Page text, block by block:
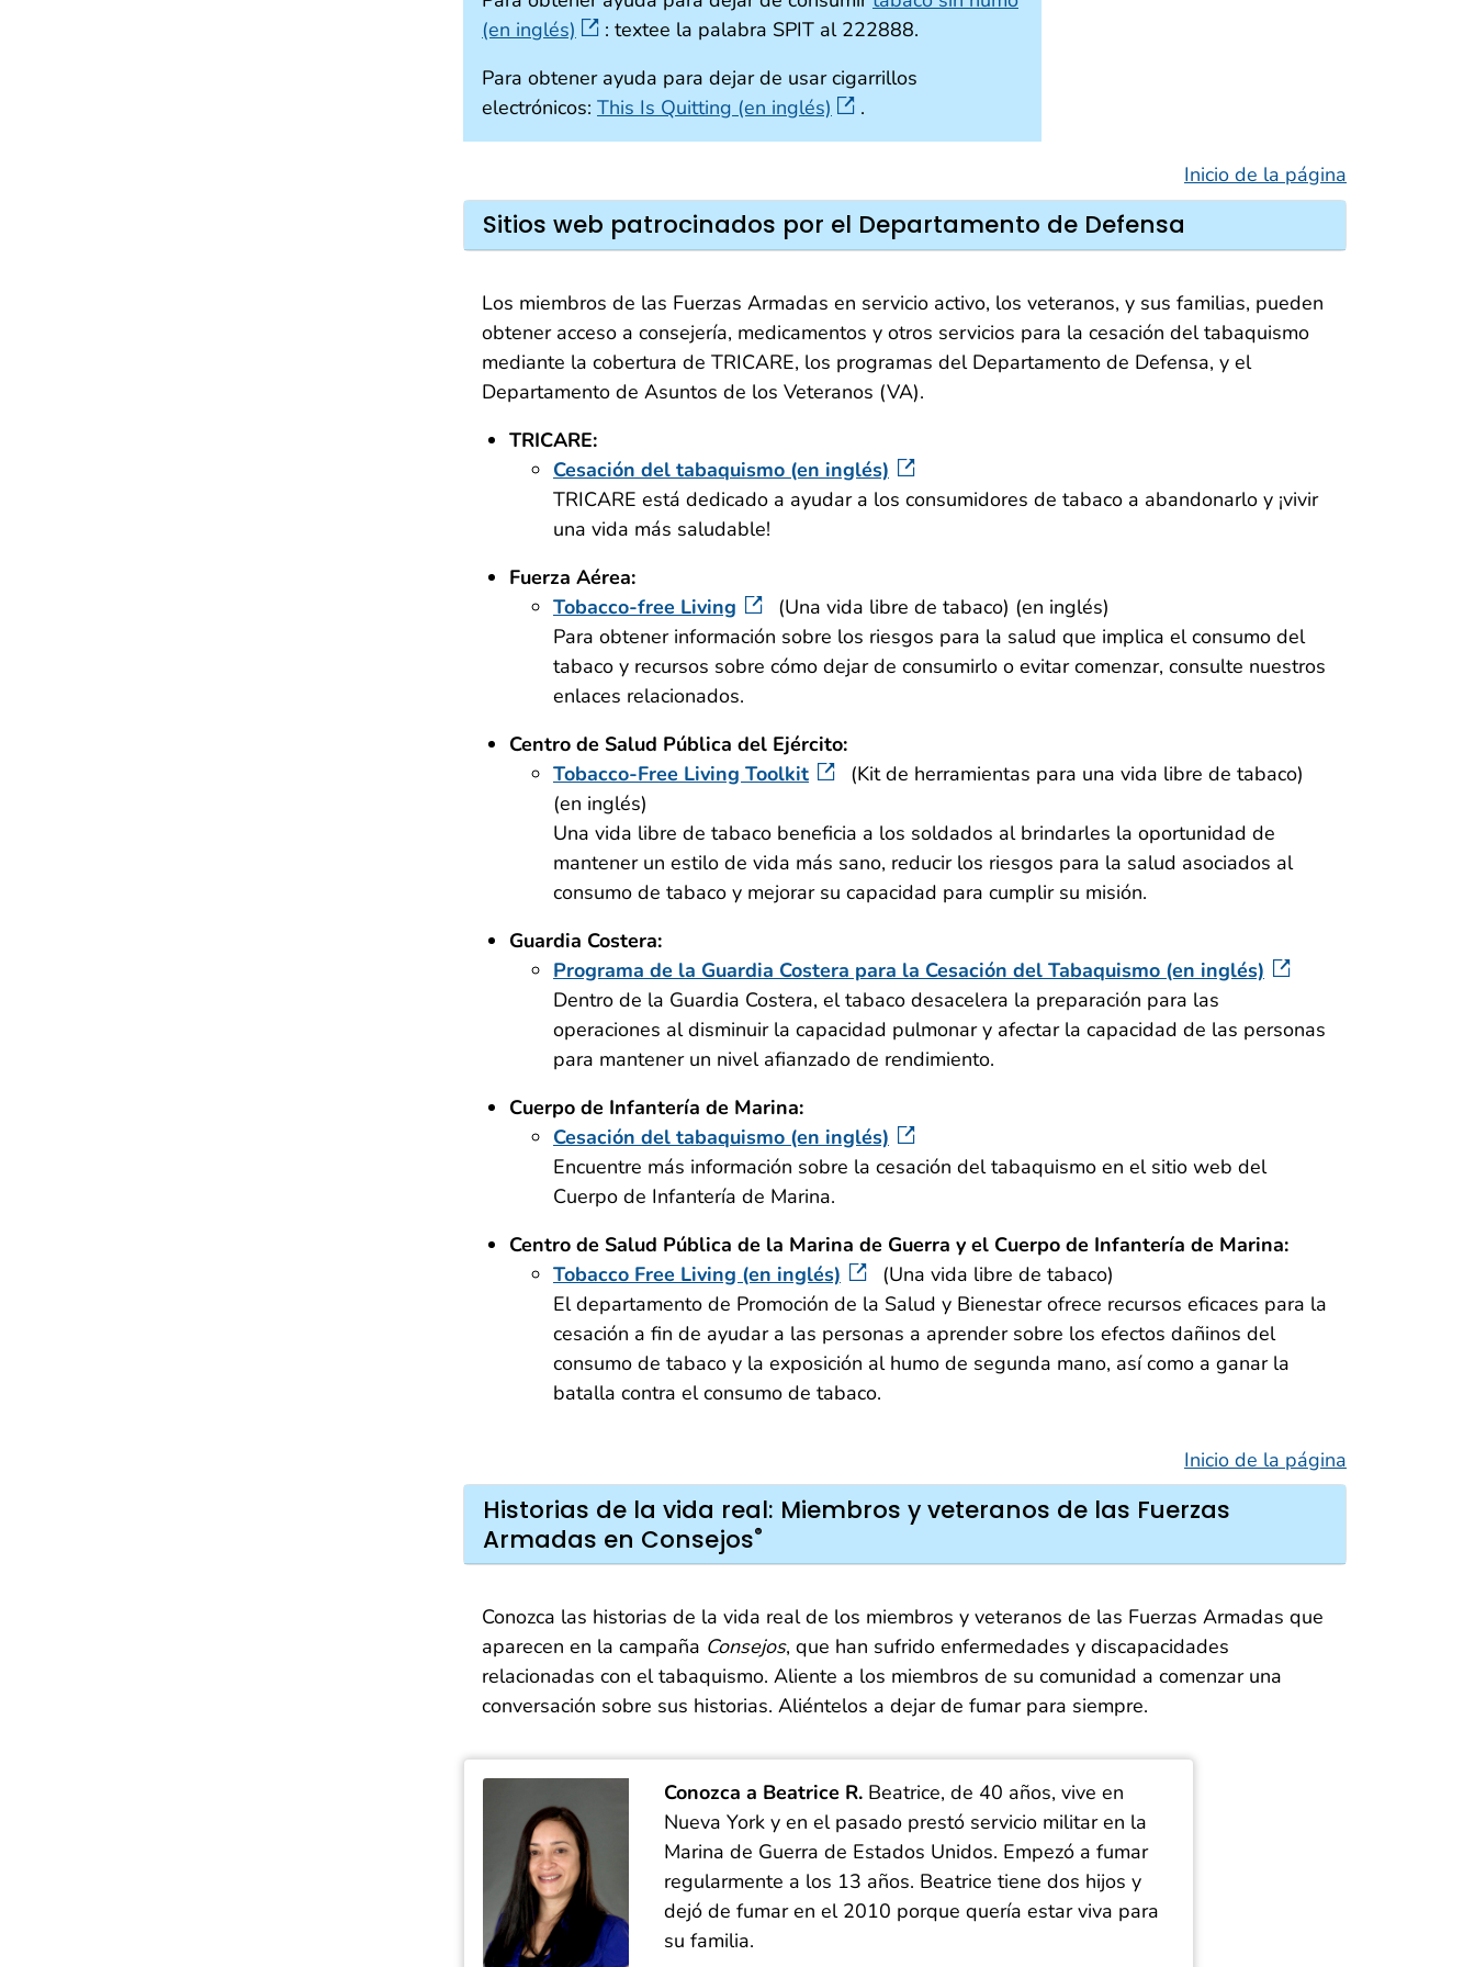
(en inglés)
: textee la palabra SPIT al 222888.
Para obtener ayuda para dejar de usar cigarrillos
electrónicos: This Is Quitting (en inglés) .
Inicio de la página
Sitios web patrocinados por el Departamento de Defensa
Los miembros de las Fuerzas Armadas en servicio activo, los veteranos, y sus familias, pueden
obtener acceso a consejería, medicamentos y otros servicios para la cesación del tabaquismo
mediante la cobertura de TRICARE, los programas del Departamento de Defensa, y el
Departamento de Asuntos de los Veteranos (VA).
TRICARE:
Cesación del tabaquismo (en inglés)
TRICARE está dedicado a ayudar a los consumidores de tabaco a abandonarlo y ¡vivir
una vida más saludable!
Fuerza Aérea:
Tobacco-free Living
(Una vida libre de tabaco) (en inglés)
Para obtener información sobre los riesgos para la salud que implica el consumo del
tabaco y recursos sobre cómo dejar de consumirlo o evitar comenzar, consulte nuestros
enlaces relacionados.
Centro de Salud Pública del Ejército:
Tobacco-Free Living Toolkit
(Kit de herramientas para una vida libre de tabaco)
(en inglés)
Una vida libre de tabaco beneficia a los soldados al brindarles la oportunidad de
mantener un estilo de vida más sano, reducir los riesgos para la salud asociados al
consumo de tabaco y mejorar su capacidad para cumplir su misión.
Guardia Costera:
Programa de la Guardia Costera para la Cesación del Tabaquismo (en inglés)
Dentro de la Guardia Costera, el tabaco desacelera la preparación para las
operaciones al disminuir la capacidad pulmonar y afectar la capacidad de las personas
para mantener un nivel afianzado de rendimiento.
Cuerpo de Infantería de Marina:
Cesación del tabaquismo (en inglés)
Encuentre más información sobre la cesación del tabaquismo en el sitio web del
Cuerpo de Infantería de Marina.
Centro de Salud Pública de la Marina de Guerra y el Cuerpo de Infantería de Marina:
Tobacco Free Living (en inglés)
(Una vida libre de tabaco)
El departamento de Promoción de la Salud y Bienestar ofrece recursos eficaces para la
cesación a fin de ayudar a las personas a aprender sobre los efectos dañinos del
consumo de tabaco y la exposición al humo de segunda mano, así como a ganar la
batalla contra el consumo de tabaco.
Inicio de la página
Historias de la vida real: Miembros y veteranos de las Fuerzas
Armadas en Consejos®
Conozca las historias de la vida real de los miembros y veteranos de las Fuerzas Armadas que
aparecen en la campaña Consejos, que han sufrido enfermedades y discapacidades
relacionadas con el tabaquismo. Aliente a los miembros de su comunidad a comenzar una
conversación sobre sus historias. Aliéntelos a dejar de fumar para siempre.
Conozca a Beatrice R.Beatrice, de 40 años, vive en
Nueva York y en el pasado prestó servicio militar en la
Marina de Guerra de Estados Unidos. Empezó a fumar
regularmente a los 13 años. Beatrice tiene dos hijos y
dejó de fumar en el 2010 porque quería estar viva para
su familia.